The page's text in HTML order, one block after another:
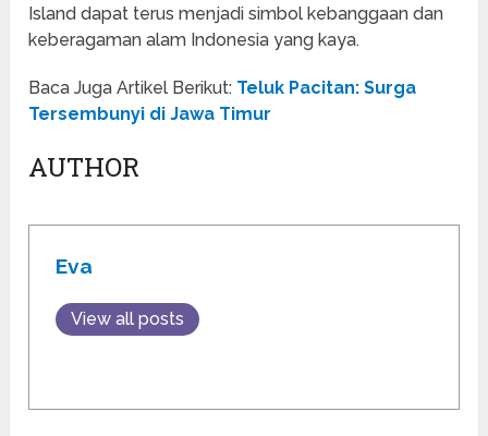
Island dapat terus menjadi simbol kebanggaan dan
keberagaman alam Indonesia yang kaya.
Baca Juga Artikel Berikut: Teluk Pacitan: Surga
Tersembunyi di Jawa Timur
AUTHOR
Eva
View all posts